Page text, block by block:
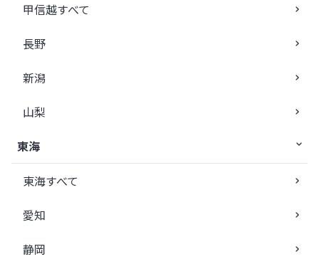
甲信越すべて
長野
新潟
山梨
東海
東海すべて
愛知
静岡